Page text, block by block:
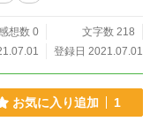
想数 0
文字数 218
登録日 2021.07.01
お気に入り追加 1